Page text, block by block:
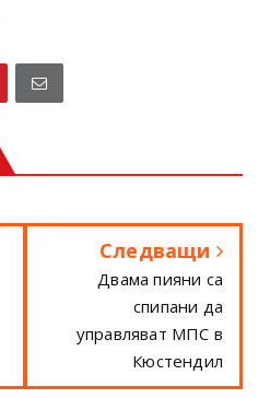
Следващи
Двама пияни са
спипани да
управляват МПС в
Кюстендил